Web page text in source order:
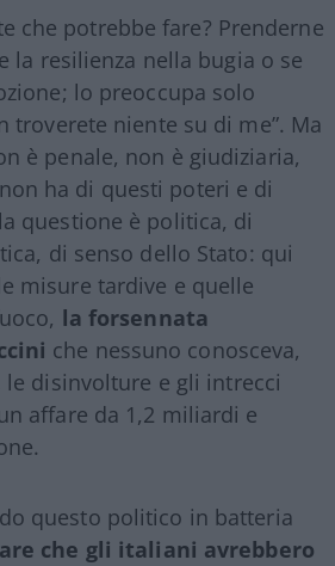
che potrebbe fare? Prenderne
la resilienza nella bugia o se
lo preoccupa solo
troverete niente su di me”. Ma
è penale, non è giudiziaria,
ha di questi poteri e di
questione è politica, di
di senso dello Stato: qui
misure tardive e quelle
la forsennata
che nessuno conosceva,
disinvolture e gli intrecci
affare da 1,2 miliardi e
questo politico in batteria
che gli italiani avrebbero